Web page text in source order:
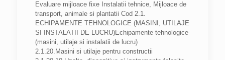
Evaluare mijloace fixe Instalatii tehnice, Mijloace de
transport, animale si plantatii Cod 2.1.
ECHIPAMENTE TEHNOLOGICE (MASINI, UTILAJE
SI INSTALATII DE LUCRU)Echipamente tehnologice
(masini, utilaje si instalatii de lucru)
2.1.20.Masini si utilaje pentru constructii